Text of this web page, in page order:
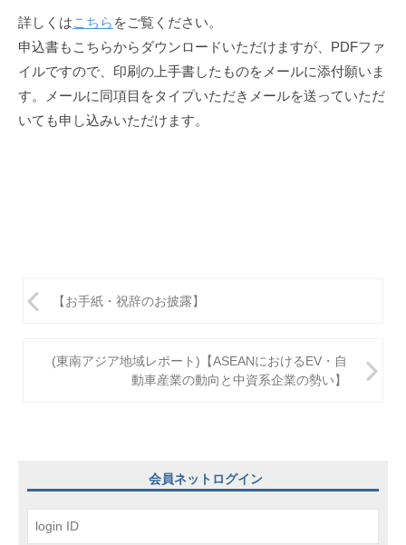
詳しくはこちら をご覧ください。
申込書もこちらからダウンロードいただけますが、PDFファ
イルですので、印刷の上手書したものをメールに添付願いま
す。メールに同項目をタイプいただきメールを送っていただ
いても申し込みいただけます。
投
ン
【お手紙・祝辞のお披露】
(東南アジア地域レポート)【ASEANにおけるEV・自
動車産業の動向と中資系企業の勢い】
会員ネットログイン